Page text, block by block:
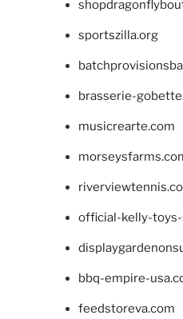
sportszilla.org
brasserie-
musicrearte.com
official-kelly-
bbq-empire-
feedstoreva.com